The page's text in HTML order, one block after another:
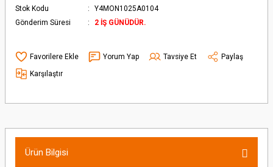
Stok Kodu
Y4MON1025A0104
Gönderim Süresi
2 İŞ GÜNÜDÜR.
Yorum Yap Tavsiye Et
Paylaş
Karşılaştır
Ürün Bilgisi